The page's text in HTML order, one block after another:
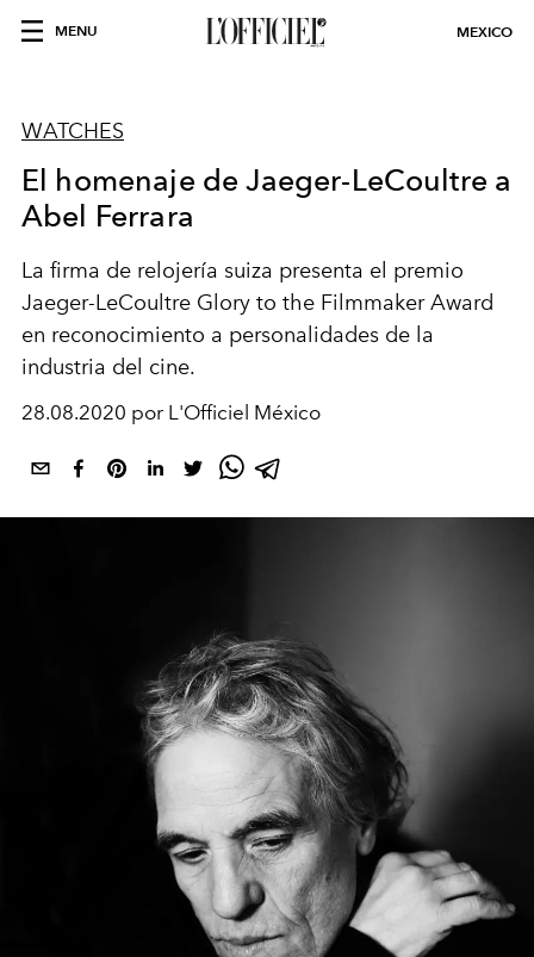
MENU MEXICO
WATCHES
El homenaje de Jaeger-LeCoultre a
Abel Ferrara
La firma de relojería suiza presenta el premio
Jaeger-LeCoultre Glory to the Filmmaker Award
en reconocimiento a personalidades de la
industria del cine.
28.08.2020 por L'Officiel México